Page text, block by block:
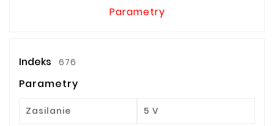
Parametry
Indeks 676
Parametry
Zasilanie 5 V